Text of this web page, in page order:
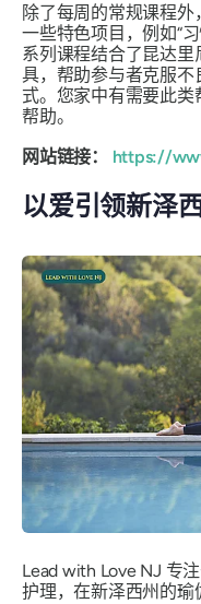
除了每周的常规课程
一些特色项目，例如“
系列课程结合了昆达
具，帮助参与者克服
式。您家中有需要此类
帮助。
网站链接： https://
以爱引领新泽
Lead with Love NJ 专
护理，在新泽西州的瑜